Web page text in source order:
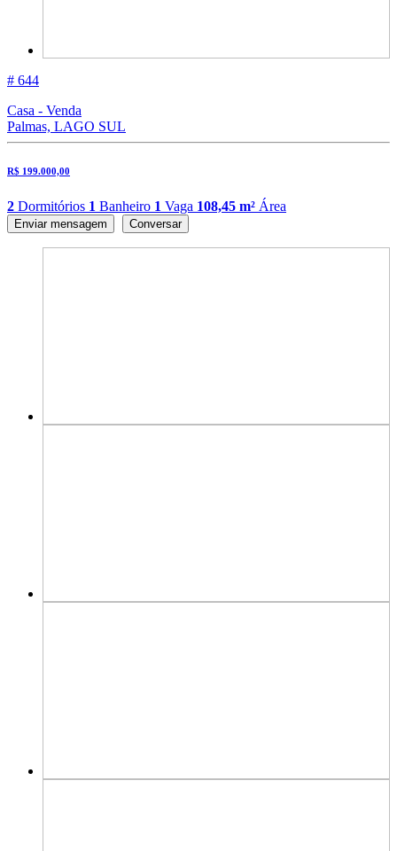
# 644
Casa - Venda
Palmas, LAGO SUL
R$ 199.000,00
2 Dormitórios 1 Banheiro 1 Vaga 108,45 m² Área
Enviar mensagem Conversar